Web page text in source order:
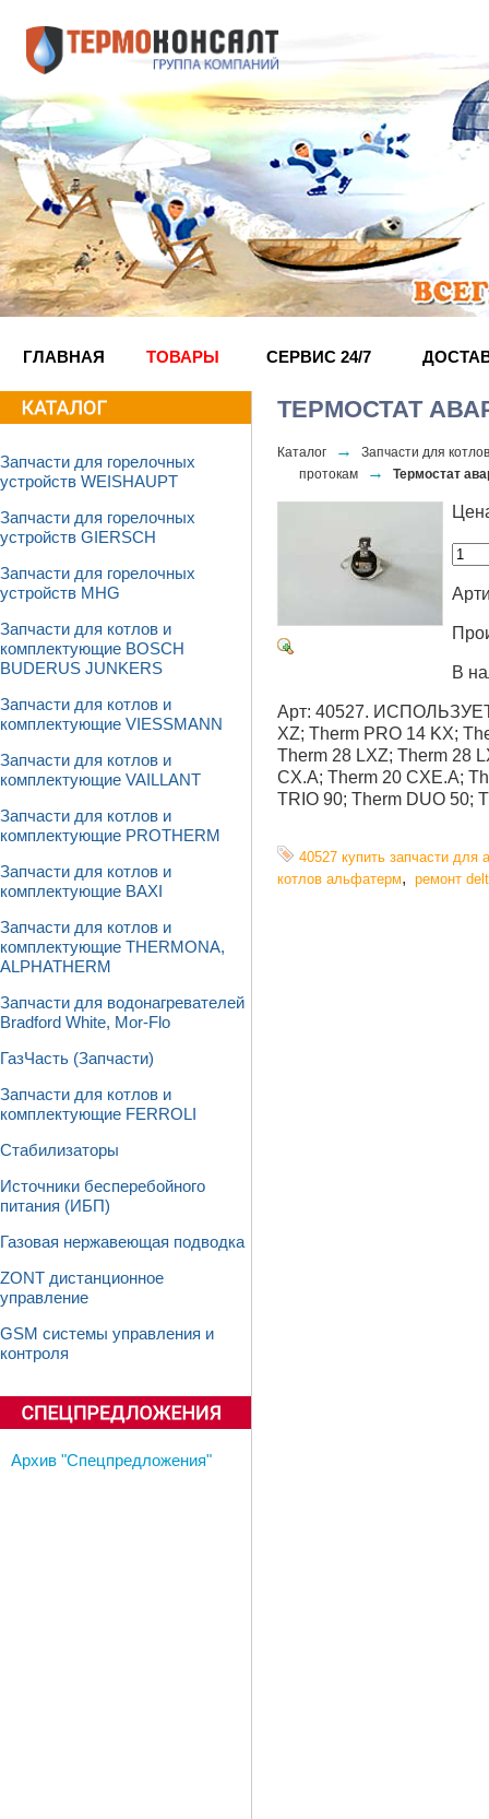
ГЛАВНАЯ ТОВАРЫ СЕРВИС 24/7
Запчасти для горелочных
устройств WEISHAUPT
Запчасти для горелочных
устройств GIERSCH
Запчасти для горелочных
устройств MHG
Запчасти для котлов и
комплектующие BOSCH
BUDERUS JUNKERS
Запчасти для котлов и
комплектующие VIESSMANN
Запчасти для котлов и
комплектующие VAILLANT
Запчасти для котлов и
комплектующие PROTHERM
Запчасти для котлов и
комплектующие BAXI
Запчасти для котлов и
комплектующие THERMONA,
ALPHATHERM
Запчасти для водонагревателей
Bradford White, Mor-Flo
ГазЧасть (Запчасти)
Запчасти для котлов и
комплектующие FERROLI
Стабилизаторы
Источники бесперебойного
питания (ИБП)
Газовая нержавеющая подводка
ZONT дистанционное
управление
GSM системы управления и
контроля
Архив "Спецпредложения"
ТЕРМОСТАТ
Каталог →
Запчасти для
протокам
→ Термостат
В
Арт: 40527.
XZ; Therm PRO 14 KX;
Therm 28 LXZ; Therm 28
CX.A; Therm 20 CXE.A;
TRIO 90; Therm DUO 50;
40527 купить запчасти для
котлов альфатерм, ремонт